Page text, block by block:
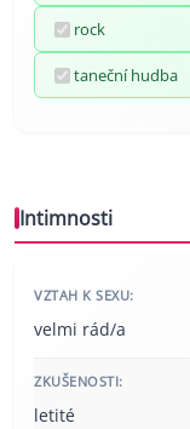
rock
taneční hudba
Intimnosti
VZTAH K SEXU:
velmi rád/a
ZKUŠENOSTI:
letité